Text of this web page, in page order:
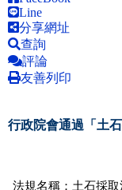
Line
分享網址
查詢
評論
友善列印
行政院會通過「土
法規名稱：土石採